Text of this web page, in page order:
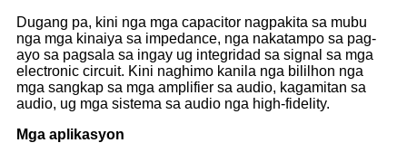
Dugang pa, kini nga mga capacitor nagpakita sa mubu
nga mga kinaiya sa impedance, nga nakatampo sa pag-
ayo sa pagsala sa ingay ug integridad sa signal sa mga
electronic circuit. Kini naghimo kanila nga bililhon nga
mga sangkap sa mga amplifier sa audio, kagamitan sa
audio, ug mga sistema sa audio nga high-fidelity.
Mga aplikasyon